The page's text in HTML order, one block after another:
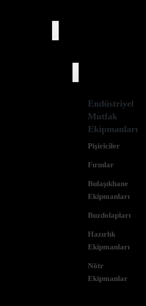
Endüstriyel
Mutfak
Ekipmanları
Pişiriciler
Fırınlar
Bulaşıkhane
Ekipmanları
Buzdolapları
Hazırlık
Ekipmanları
Nötr
Ekipmanlar